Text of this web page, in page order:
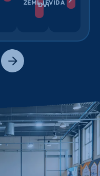
DVORANA:
ZEMLJEVIDA